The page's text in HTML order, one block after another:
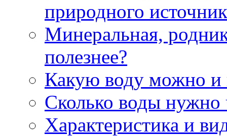
природного
Минеральная,
полезнее?
Какую воду можно и
Сколько воды нужно
Характеристика и